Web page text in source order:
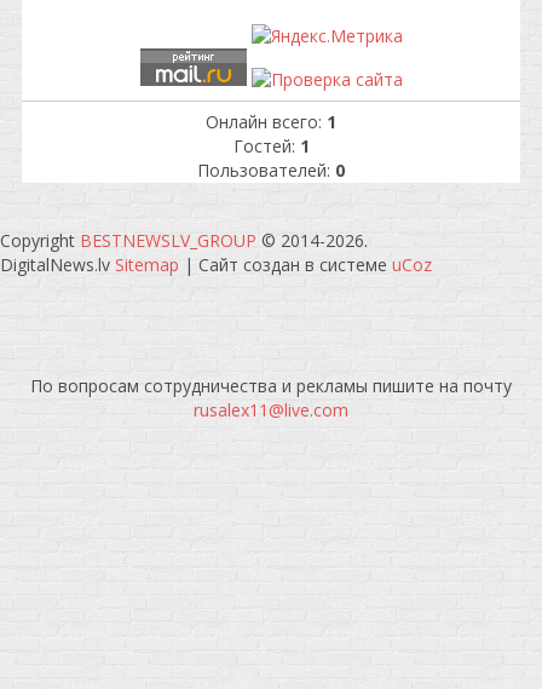
Онлайн всего: 1
Гостей: 1
Пользователей: 0
Copyright BESTNEWSLV_GROUP © 2014-2026.
DigitalNews.lv Sitemap | Сайт создан в системе uCoz
По вопросам сотрудничества и рекламы пишите на почту
rusalex11@live.com